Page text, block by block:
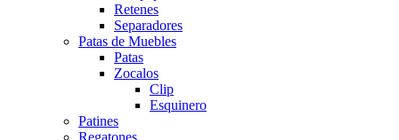
Retenes
Separadores
Patas de Muebles
Patas
Zocalos
Clip
Esquinero
Patines